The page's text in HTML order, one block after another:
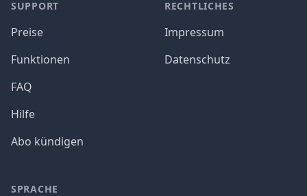
SUPPORT
Preise
Funktionen
FAQ
Hilfe
Abo kündigen
RECHTLICHES
Impressum
Datenschutz
SPRACHE